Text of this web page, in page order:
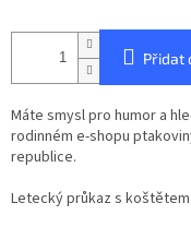
Přidat
Máte smysl pro humor a
rodinném e-shopu
republice.
Letecký průkaz s koštětem